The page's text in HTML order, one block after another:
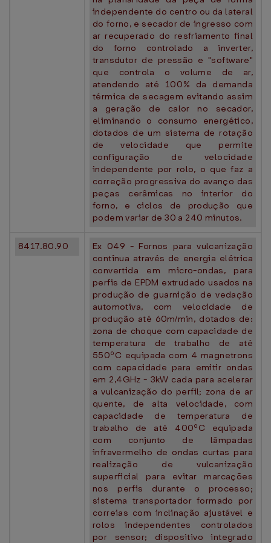
independente do centro ou da lateral
do forno, e secador de ingresso com
ar recuperado do resfriamento final
do forno controlado a inverter,
transdutor de pressão e "software"
que controla o volume de ar,
atendendo até 100% da demanda
térmica de secagem evitando assim
a geração de calor no secador,
eliminando o consumo energético,
dotados de um sistema de rotação
de velocidade que permite
configuração de velocidade
independente por rolo, o que faz a
correção progressiva do avanço das
peças cerâmicas no interior do
forno, e ciclos de produção que
podem variar de 30 a 240 minutos.
8417.80.90
Ex 049 - Fornos para vulcanização
contínua através de energia elétrica
convertida em micro-ondas, para
perfis de EPDM extrudado usados na
produção de guarnição de vedação
automotiva, com velocidade de
produção até 60m/min, dotados de:
zona de choque com capacidade de
temperatura de trabalho de até
550ºC equipada com 4 magnetrons
com capacidade para emitir ondas
em 2,4GHz - 3kW cada para acelerar
a vulcanização do perfil; zona de ar
quente, de alta velocidade, com
capacidade de temperatura de
trabalho de até 400ºC equipada
com conjunto de lâmpadas
infravermelho de ondas curtas para
realização de vulcanização
superficial para evitar marcações
nos perfis durante o processo;
sistema transportador formado por
correias com inclinação ajustável e
rolos independentes controlados
por sensor; dispositivo integrado